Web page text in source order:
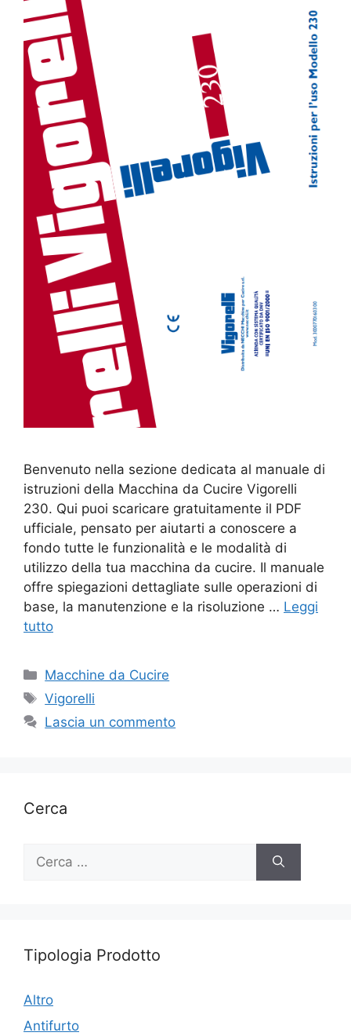
Benvenuto nella sezione dedicata al manuale di
istruzioni della Macchina da Cucire Vigorelli
230. Qui puoi scaricare gratuitamente il PDF
ufficiale, pensato per aiutarti a conoscere a
fondo tutte le funzionalità e le modalità di
utilizzo della tua macchina da cucire. Il manuale
offre spiegazioni dettagliate sulle operazioni di
base, la manutenzione e la risoluzione … Leggi
tutto
Categorie
Macchine da Cucire
Tag
Vigorelli
Lascia un commento
Cerca
per:
Tipologia Prodotto
Altro
Antifurto